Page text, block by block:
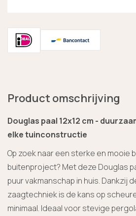
Product omschrijving
Douglas paal 12x12 cm -
elke tuinconstructie
Op zoek naar een sterke en mooie
buitenproject? Met deze Douglas
puur vakmanschap in huis. Dankzij
zaagtechniek is de kans op
minimaal. Ideaal voor stevige